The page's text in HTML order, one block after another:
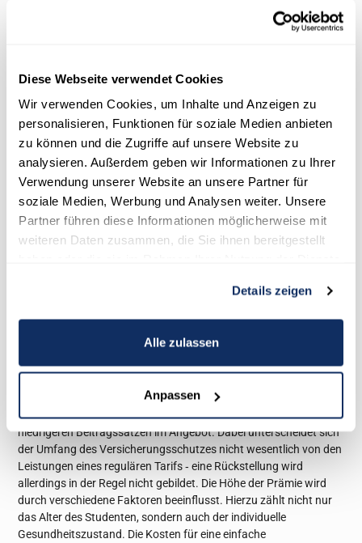
Diese Webseite verwendet Cookies
Wir verwenden Cookies, um Inhalte und Anzeigen zu
personalisieren, Funktionen für soziale Medien anbieten
zu können und die Zugriffe auf unsere Website zu
analysieren. Außerdem geben wir Informationen zu Ihrer
Verwendung unserer Website an unsere Partner für
soziale Medien, Werbung und Analysen weiter. Unsere
Partner führen diese Informationen möglicherweise mit
weiteren Daten zusammen, die Sie ihnen bereitgestellt
Details zeigen
Alle zulassen
Anpassen
eigenen Krankenversicherung verpflichtet. Wie schon zu Beginn
deines Studiums darfst du zwischen der privaten und der
Studentische Krankenversicherung der GKV
studentische Krankenversicherung der GKV gilt ein
ermäßigter Beitragssatz: Für deine Kranken- und
Pflegeversicherung zahlst du lediglich 7/10 des allgemeinen
Beitrags. Der Mitgliedsbeitrag liegt demnach bei ca.91 Euro pro
Monat. Die Leistungen der studentischen Krankenversicherung
können sich von Anbieter zu Anbieter unterscheiden. Für
einheitliche Mindestleistungen ist allerdings gesorgt ‑ sie sind im
Sozialgesetzbuch festgelegt. Zu beachten ist jedoch, dass sich
ausgeschlossen, wenn du das 30. Lebensjahr erreicht oder das
sich dann auf ca. 175 € / Monat.
Studenten-Tarife der privaten
Die Mehrheit der privaten Versicherer hat spezielle Tarife mit
niedrigeren Beitragssätzen im Angebot. Dabei unterscheidet sich
der Umfang des Versicherungsschutzes nicht wesentlich von den
Leistungen eines regulären Tarifs ‑ eine Rückstellung wird
allerdings in der Regel nicht gebildet. Die Höhe der Prämie wird
durch verschiedene Faktoren beeinflusst. Hierzu zählt nicht nur
das Alter des Studenten, sondern auch der individuelle
Gesundheitszustand. Die Kosten für eine einfache